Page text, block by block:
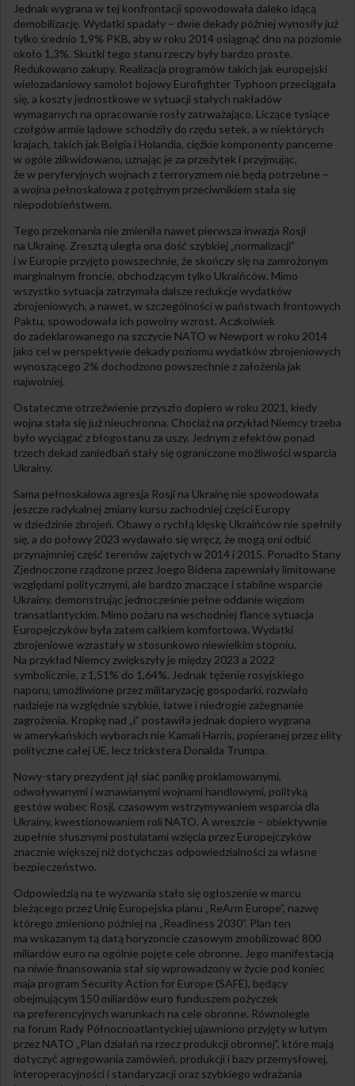
Jednak wygrana w tej konfrontacji spowodowała daleko idącą
demobilizację. Wydatki spadały – dwie dekady później wynosiły już
tylko średnio 1,9% PKB, aby w roku 2014 osiągnąć dno na poziomie
około 1,3%. Skutki tego stanu rzeczy były bardzo proste.
Redukowano zakupy. Realizacja programów takich jak europejski
wielozadaniowy samolot bojowy Eurofighter Typhoon przeciągała
się, a koszty jednostkowe w sytuacji stałych nakładów
wymaganych na opracowanie rosły zatrważająco. Liczące tysiące
czołgów armie lądowe schodziły do rzędu setek, a w niektórych
krajach, takich jak Belgia i Holandia, ciężkie komponenty pancerne
w ogóle zlikwidowano, uznając je za przeżytek i przyjmując,
że w peryferyjnych wojnach z terroryzmem nie będą potrzebne –
a wojna pełnoskalowa z potężnym przeciwnikiem stała się
niepodobieństwem.
Tego przekonania nie zmieniła nawet pierwsza inwazja Rosji
na Ukrainę. Zresztą uległa ona dość szybkiej „normalizacji”
i w Europie przyjęto powszechnie, że skończy się na zamrożonym
marginalnym froncie, obchodzącym tylko Ukraińców. Mimo
wszystko sytuacja zatrzymała dalsze redukcje wydatków
zbrojeniowych, a nawet, w szczególności w państwach frontowych
Paktu, spowodowała ich powolny wzrost. Aczkolwiek
do zadeklarowanego na szczycie NATO w Newport w roku 2014
jako cel w perspektywie dekady poziomu wydatków zbrojeniowych
wynoszącego 2% dochodzono powszechnie z założenia jak
najwolniej.
Ostateczne otrzeźwienie przyszło dopiero w roku 2021, kiedy
wojna stała się już nieuchronna. Chociaż na przykład Niemcy trzeba
było wyciągać z błogostanu za uszy. Jednym z efektów ponad
trzech dekad zaniedbań stały się ograniczone możliwości wsparcia
Ukrainy.
Sama pełnoskalowa agresja Rosji na Ukrainę nie spowodowała
jeszcze radykalnej zmiany kursu zachodniej części Europy
w dziedzinie zbrojeń. Obawy o rychłą klęskę Ukraińców nie spełniły
się, a do połowy 2023 wydawało się wręcz, że mogą oni odbić
przynajmniej część terenów zajętych w 2014 i 2015. Ponadto Stany
Zjednoczone rządzone przez Joego Bidena zapewniały limitowane
względami politycznymi, ale bardzo znaczące i stabilne wsparcie
Ukrainy, demonstrując jednocześnie pełne oddanie więziom
transatlantyckim. Mimo pożaru na wschodniej flance sytuacja
Europejczyków była zatem całkiem komfortowa. Wydatki
zbrojeniowe wzrastały w stosunkowo niewielkim stopniu.
Na przykład Niemcy zwiększyły je między 2023 a 2022
symbolicznie, z 1,51% do 1,64%. Jednak tężenie rosyjskiego
naporu, umożliwione przez militaryzację gospodarki, rozwiało
nadzieje na względnie szybkie, łatwe i niedrogie zażegnanie
zagrożenia. Kropkę nad „i” postawiła jednak dopiero wygrana
w amerykańskich wyborach nie Kamali Harris, popieranej przez elity
polityczne całej UE, lecz trickstera Donalda Trumpa.
Nowy-stary prezydent jął siać panikę proklamowanymi,
odwoływanymi i wznawianymi wojnami handlowymi, polityką
gestów wobec Rosji, czasowym wstrzymywaniem wsparcia dla
Ukrainy, kwestionowaniem roli NATO. A wreszcie – obiektywnie
zupełnie słusznymi postulatami wzięcia przez Europejczyków
znacznie większej niż dotychczas odpowiedzialności za własne
bezpieczeństwo.
Odpowiedzią na te wyzwania stało się ogłoszenie w marcu
bieżącego przez Unię Europejska planu „ReArm Europe”, nazwę
którego zmieniono później na „Readiness 2030”. Plan ten
ma wskazanym tą datą horyzoncie czasowym zmobilizować 800
miliardów euro na ogólnie pojęte cele obronne. Jego manifestacją
na niwie finansowania stał się wprowadzony w życie pod koniec
maja program Security Action for Europe (SAFE), będący
obejmującym 150 miliardów euro funduszem pożyczek
na preferencyjnych warunkach na cele obronne. Równolegle
na forum Rady Północnoatlantyckiej ujawniono przyjęty w lutym
przez NATO „Plan działań na rzecz produkcji obronnej”, które mają
dotyczyć agregowania zamówień, produkcji i bazy przemysłowej,
interoperacyjności i standaryzacji oraz szybkiego wdrażania